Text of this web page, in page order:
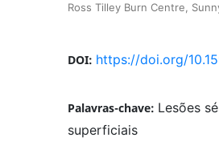
Ross Tilley Burn Centre,
DOI: https://doi.org/
Palavras-chave: Lesões
superficiais